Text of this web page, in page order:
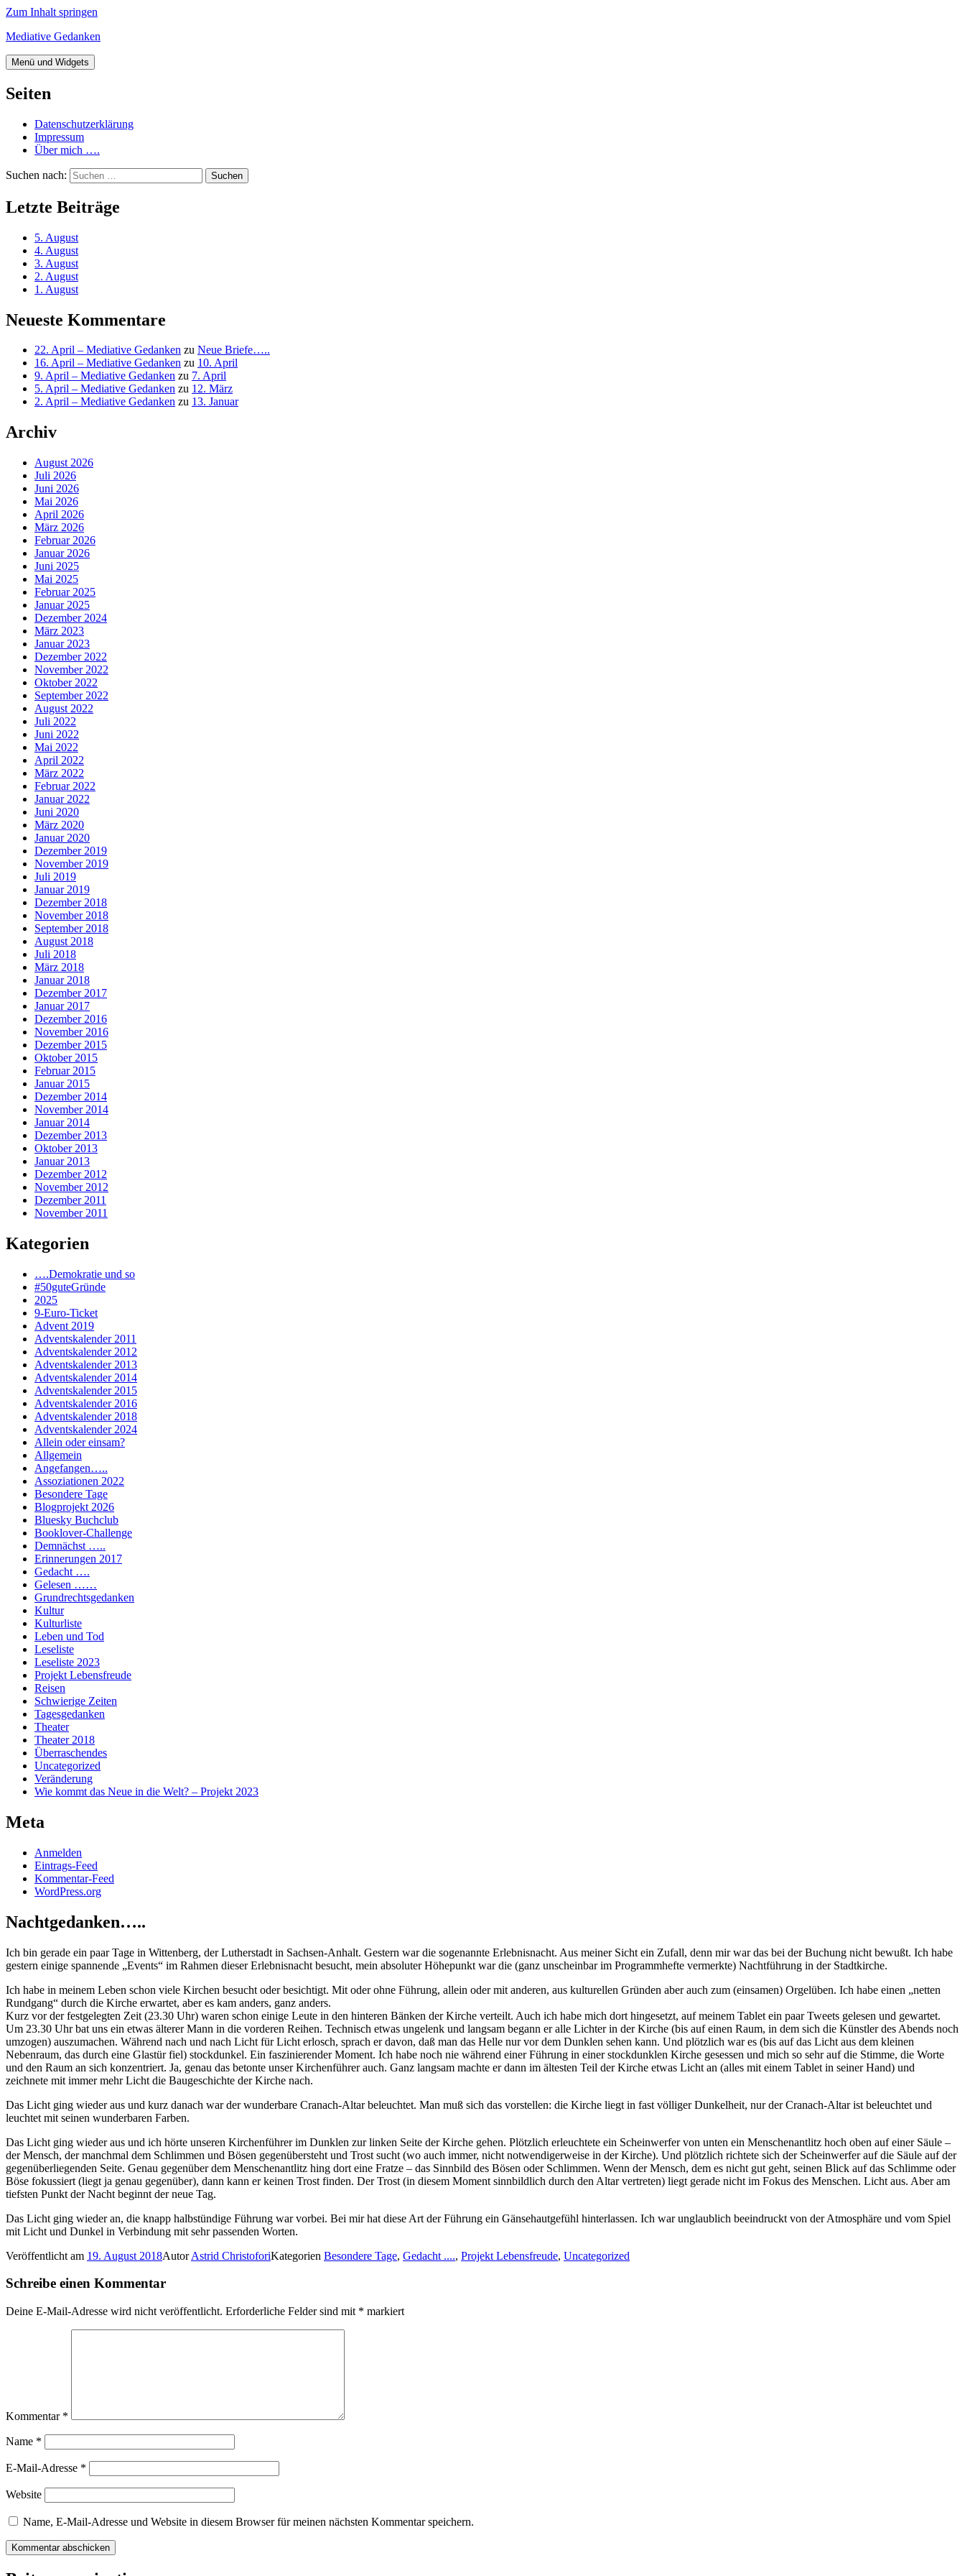
Zum Inhalt springen
Mediative Gedanken
Menü und Widgets
Seiten
Datenschutzerklärung
Impressum
Über mich ….
Suchen nach:
Letzte Beiträge
5. August
4. August
3. August
2. August
1. August
Neueste Kommentare
22. April – Mediative Gedanken zu Neue Briefe…..
16. April – Mediative Gedanken zu 10. April
9. April – Mediative Gedanken zu 7. April
5. April – Mediative Gedanken zu 12. März
2. April – Mediative Gedanken zu 13. Januar
Archiv
August 2026
Juli 2026
Juni 2026
Mai 2026
April 2026
März 2026
Februar 2026
Januar 2026
Juni 2025
Mai 2025
Februar 2025
Januar 2025
Dezember 2024
März 2023
Januar 2023
Dezember 2022
November 2022
Oktober 2022
September 2022
August 2022
Juli 2022
Juni 2022
Mai 2022
April 2022
März 2022
Februar 2022
Januar 2022
Juni 2020
März 2020
Januar 2020
Dezember 2019
November 2019
Juli 2019
Januar 2019
Dezember 2018
November 2018
September 2018
August 2018
Juli 2018
März 2018
Januar 2018
Dezember 2017
Januar 2017
Dezember 2016
November 2016
Dezember 2015
Oktober 2015
Februar 2015
Januar 2015
Dezember 2014
November 2014
Januar 2014
Dezember 2013
Oktober 2013
Januar 2013
Dezember 2012
November 2012
Dezember 2011
November 2011
Kategorien
….Demokratie und so
#50guteGründe
2025
9-Euro-Ticket
Advent 2019
Adventskalender 2011
Adventskalender 2012
Adventskalender 2013
Adventskalender 2014
Adventskalender 2015
Adventskalender 2016
Adventskalender 2018
Adventskalender 2024
Allein oder einsam?
Allgemein
Angefangen…..
Assoziationen 2022
Besondere Tage
Blogprojekt 2026
Bluesky Buchclub
Booklover-Challenge
Demnächst …..
Erinnerungen 2017
Gedacht ….
Gelesen ……
Grundrechtsgedanken
Kultur
Kulturliste
Leben und Tod
Leseliste
Leseliste 2023
Projekt Lebensfreude
Reisen
Schwierige Zeiten
Tagesgedanken
Theater
Theater 2018
Überraschendes
Uncategorized
Veränderung
Wie kommt das Neue in die Welt? – Projekt 2023
Meta
Anmelden
Eintrags-Feed
Kommentar-Feed
WordPress.org
Nachtgedanken…..
Ich bin gerade ein paar Tage in Wittenberg, der Lutherstadt in Sachsen-Anhalt. Gestern war die sogenannte Erlebnisnacht. Aus meiner Sicht ein Zufall, denn mir war das bei der Buchung nicht bewußt. Ich habe
gestern einige spannende „Events“ im Rahmen dieser Erlebnisnacht besucht, mein absoluter Höhepunkt war die (ganz unscheinbar im Programmhefte vermerkte) Nachtführung in der Stadtkirche.
Ich habe in meinem Leben schon viele Kirchen besucht oder besichtigt. Mit oder ohne Führung, allein oder mit anderen, aus kulturellen Gründen aber auch zum (einsamen) Orgelüben. Ich habe einen „netten
Rundgang“ durch die Kirche erwartet, aber es kam anders, ganz anders.
Kurz vor der festgelegten Zeit (23.30 Uhr) waren schon einige Leute in den hinteren Bänken der Kirche verteilt. Auch ich habe mich dort hingesetzt, auf meinem Tablet ein paar Tweets gelesen und gewartet.
Um 23.30 Uhr bat uns ein etwas älterer Mann in die vorderen Reihen. Technisch etwas ungelenk und langsam begann er alle Lichter in der Kirche (bis auf einen Raum, in dem sich die Künstler des Abends noch
umzogen) auszumachen. Während nach und nach Licht für Licht erlosch, sprach er davon, daß man das Helle nur vor dem Dunklen sehen kann. Und plötzlich war es (bis auf das Licht aus dem kleinen
Nebenraum, das durch eine Glastür fiel) stockdunkel. Ein faszinierender Moment. Ich habe noch nie während einer Führung in einer stockdunklen Kirche gesessen und mich so sehr auf die Stimme, die Worte
und den Raum an sich konzentriert. Ja, genau das betonte unser Kirchenführer auch. Ganz langsam machte er dann im ältesten Teil der Kirche etwas Licht an (alles mit einem Tablet in seiner Hand) und
zeichnete mit immer mehr Licht die Baugeschichte der Kirche nach.
Das Licht ging wieder aus und kurz danach war der wunderbare Cranach-Altar beleuchtet. Man muß sich das vorstellen: die Kirche liegt in fast völliger Dunkelheit, nur der Cranach-Altar ist beleuchtet und
leuchtet mit seinen wunderbaren Farben.
Das Licht ging wieder aus und ich hörte unseren Kirchenführer im Dunklen zur linken Seite der Kirche gehen. Plötzlich erleuchtete ein Scheinwerfer von unten ein Menschenantlitz hoch oben auf einer Säule –
der Mensch, der manchmal dem Schlimmen und Bösen gegenübersteht und Trost sucht (wo auch immer, nicht notwendigerweise in der Kirche). Und plötzlich richtete sich der Scheinwerfer auf die Säule auf der
gegenüberliegenden Seite. Genau gegenüber dem Menschenantlitz hing dort eine Fratze – das Sinnbild des Bösen oder Schlimmen. Wenn der Mensch, dem es nicht gut geht, seinen Blick auf das Schlimme oder
Böse fokussiert (liegt ja genau gegenüber), dann kann er keinen Trost finden. Der Trost (in diesem Moment sinnbildlich durch den Altar vertreten) liegt gerade nicht im Fokus des Menschen. Licht aus. Aber am
tiefsten Punkt der Nacht beginnt der neue Tag.
Das Licht ging wieder an, die knapp halbstündige Führung war vorbei. Bei mir hat diese Art der Führung ein Gänsehautgefühl hinterlassen. Ich war unglaublich beeindruckt von der Atmosphäre und vom Spiel
mit Licht und Dunkel in Verbindung mit sehr passenden Worten.
Veröffentlicht am 19. August 2018AutorAstrid ChristoforiKategorien Besondere Tage, Gedacht ...., Projekt Lebensfreude, Uncategorized
Schreibe einen Kommentar
Deine E-Mail-Adresse wird nicht veröffentlicht. Erforderliche Felder sind mit * markiert
Kommentar *
Name *
E-Mail-Adresse *
Website
Name, E-Mail-Adresse und Website in diesem Browser für meinen nächsten Kommentar speichern.